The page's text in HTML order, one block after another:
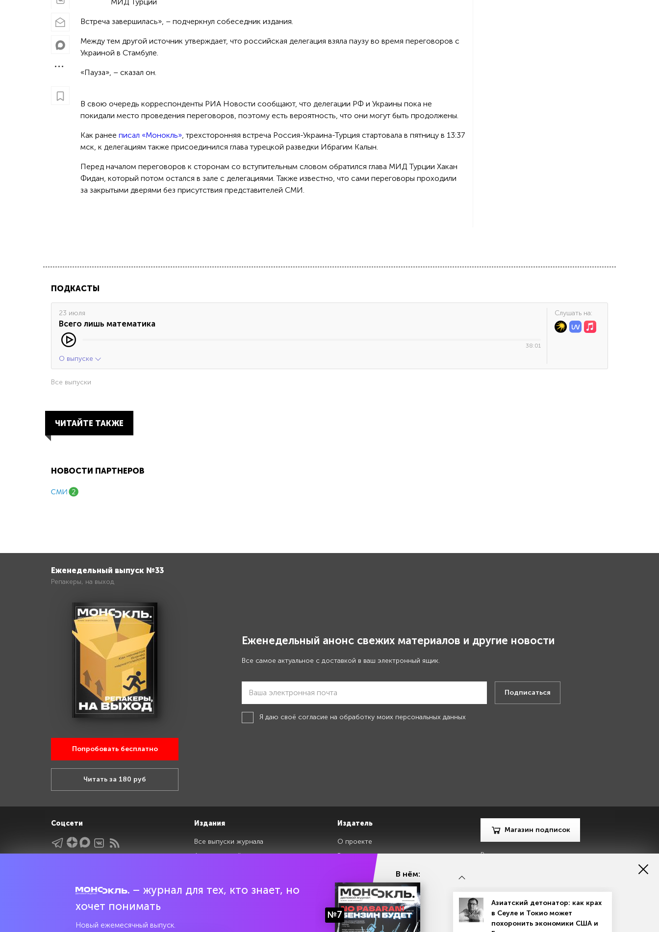
Встреча завершилась», – подчеркнул собеседник издания.
Между тем другой источник утверждает, что российская делегация взяла паузу во время переговоров с
Украиной в Стамбуле.
«Пауза», – сказал он.
В свою очередь корреспонденты РИА Новости сообщают, что делегации РФ и Украины пока не
покидали место проведения переговоров, поэтому есть вероятность, что они могут быть продолжены.
Как ранее писал «Монокль» , трехсторонняя встреча Россия-Украина-Турция стартовала в пятницу в 13:37
мск, к делегациям также присоединился глава турецкой разведки Ибрагим Калын.
Перед началом переговоров к сторонам со вступительным словом обратился глава МИД Турции Хакан
Фидан, который потом остался в зале с делегациями. Также известно, что сами переговоры проходили
за закрытыми дверями без присутствия представителей СМИ.
ПОДКАСТЫ
23 июля
Всего лишь математика
38:01
О выпуске
Cлушать на:
Все выпуски
ЧИТАЙТЕ ТАКЖЕ
НОВОСТИ ПАРТНЕРОВ
Еженедельный выпуск №33
Репакеры, на выход
Попробовать бесплатно
Читать за 180 руб
Еженедельный анонс свежих материалов и другие новости
Все самое актуальное с доставкой в ваш электронный ящик.
Подписаться
Я даю своё согласие на обработку моих персональных данных
Соцсети
Интервью
Издания
Все выпуски журнала
Архив изданий
Издатель
О проекте
Редакция
Контакты
Магазин подписок
Рекламодателям
– журнал для тех, кто знает, но
хочет понимать
Новый ежемесячный выпуск.
В нём:
№7
Азиатский детонатор: как крах
в Сеуле и Токио может
похоронить экономики США и